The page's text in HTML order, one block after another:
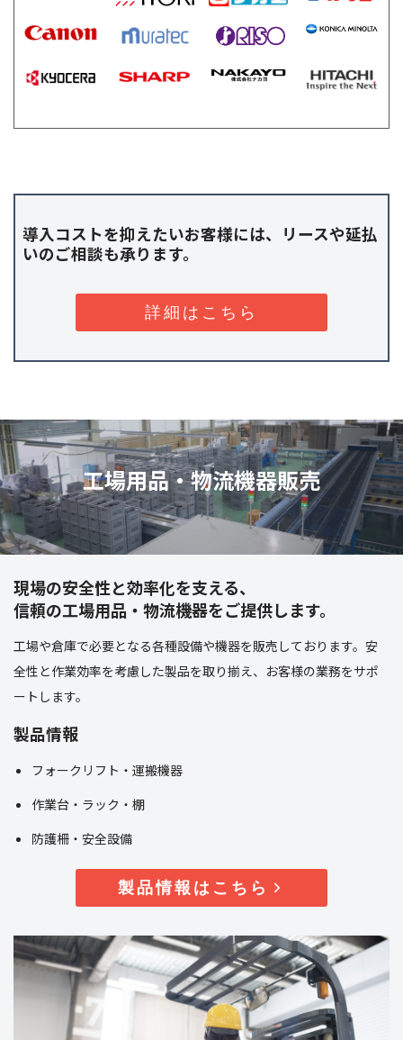
導入コストを抑えたいお客様には、リースや延払
いのご相談も承ります。
詳細はこちら
工場用品・物流機器販売
現場の安全性と効率化を支える、
信頼の工場用品・物流機器をご提供します。
工場や倉庫で必要となる各種設備や機器を販売しております。安
全性と作業効率を考慮した製品を取り揃え、お客様の業務をサポ
ートします。
製品情報
フォークリフト・運搬機器
作業台・ラック・棚
防護柵・安全設備
製品情報はこちら